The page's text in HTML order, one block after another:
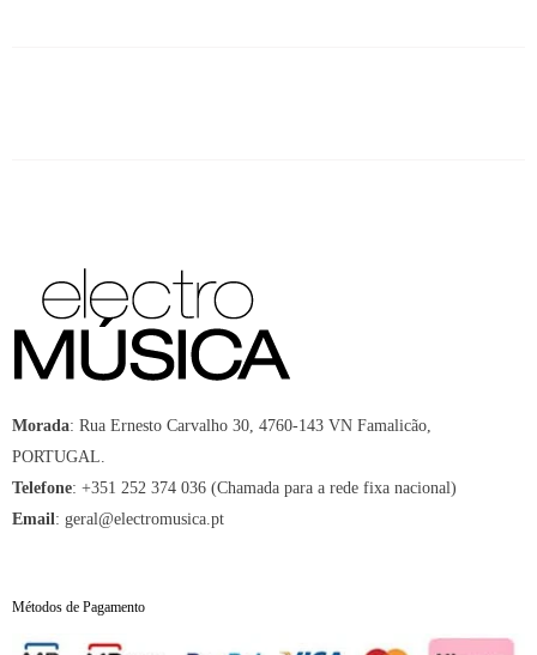
Morada: Rua Ernesto Carvalho 30, 4760-143 VN Famalicão,
PORTUGAL.
Telefone: +351 252 374 036 (Chamada para a rede fixa nacional)
Email: geral@electromusica.pt
Métodos de Pagamento